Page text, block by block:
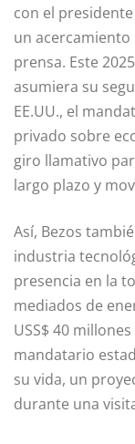
con el
un
prensa. Este
asumiera su
EE.UU., el
privado sobre
giro llamativo
largo plazo y
Así, Bezos
industria
presencia en la
mediados de
USS$ 40
mandatario
su vida, un
durante una